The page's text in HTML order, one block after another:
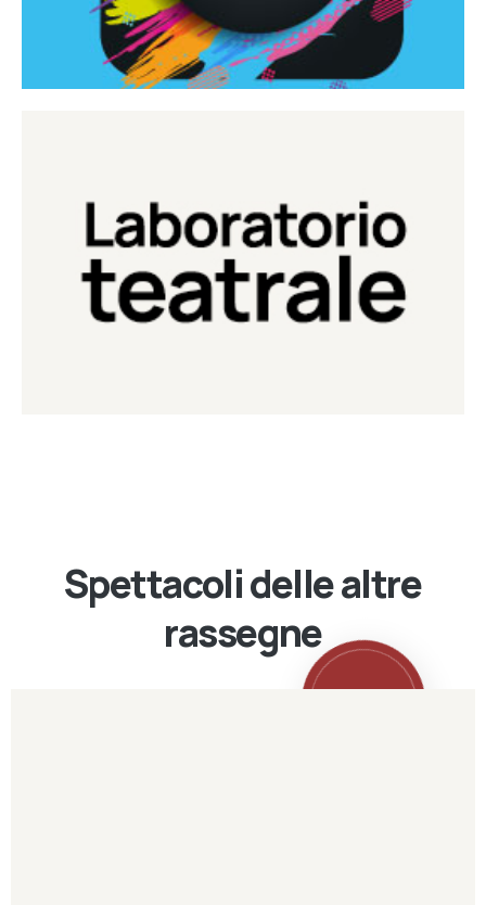
Laboratorio Teatrale
Laboratorio di teatro del Teatro Eduardo de Filippo
Continua
Spettacoli delle altre
rassegne